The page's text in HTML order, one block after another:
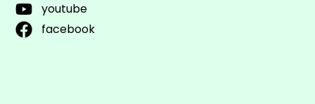
youtube
facebook